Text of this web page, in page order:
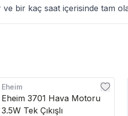
bir kaç saat içerisinde tam
Eheim
Eheim 3701 Hava Motoru
3.5W Tek Çıkışlı